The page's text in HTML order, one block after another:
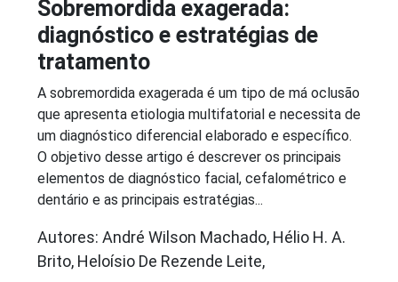
Sobremordida exagerada:
diagnóstico e estratégias de
tratamento
A sobremordida exagerada é um tipo de má oclusão
que apresenta etiologia multifatorial e necessita de
um diagnóstico diferencial elaborado e específico.
O objetivo desse artigo é descrever os principais
elementos de diagnóstico facial, cefalométrico e
dentário e as principais estratégias...
Autores: André Wilson Machado, Hélio H. A.
Brito, Heloísio De Rezende Leite,